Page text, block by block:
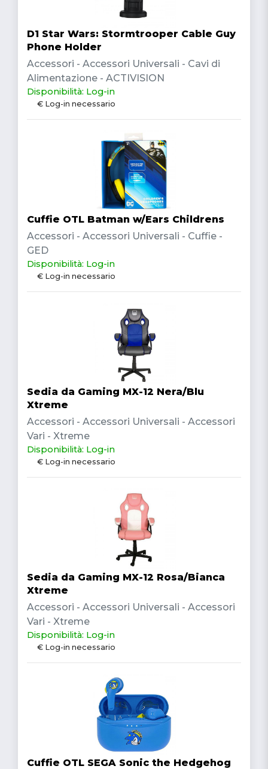
D1 Star Wars: Stormtrooper Cable Guy
Phone Holder
Accessori - Accessori Universali - Cavi di
Alimentazione - ACTIVISION
Disponibilità: Log-in
€ Log-in necessario
Cuffie OTL Batman w/Ears Childrens
Accessori - Accessori Universali - Cuffie -
GED
Disponibilità: Log-in
€ Log-in necessario
Sedia da Gaming MX-12 Nera/Blu
Xtreme
Accessori - Accessori Universali - Accessori
Vari - Xtreme
Disponibilità: Log-in
€ Log-in necessario
Sedia da Gaming MX-12 Rosa/Bianca
Xtreme
Accessori - Accessori Universali - Accessori
Vari - Xtreme
Disponibilità: Log-in
€ Log-in necessario
Cuffie OTL SEGA Sonic the Hedgehog